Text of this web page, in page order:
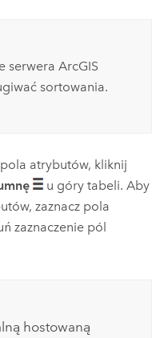
serwera ArcGIS
sortowania.
atrybutów, kliknij
u góry tabeli. Aby
zaznacz pola
zaznaczenie pól
hostowaną